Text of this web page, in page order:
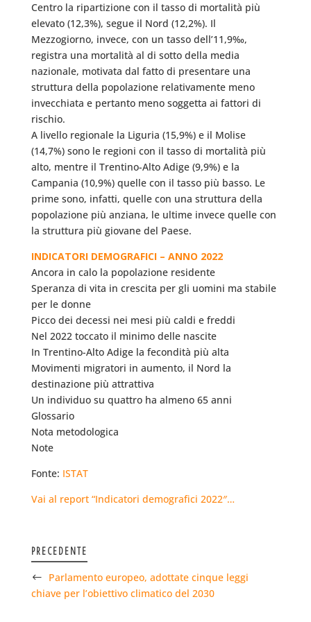
Centro la ripartizione con il tasso di mortalità più
elevato (12,3%), segue il Nord (12,2%). Il
Mezzogiorno, invece, con un tasso dell’11,9‰,
registra una mortalità al di sotto della media
nazionale, motivata dal fatto di presentare una
struttura della popolazione relativamente meno
invecchiata e pertanto meno soggetta ai fattori di
rischio.
A livello regionale la Liguria (15,9%) e il Molise
(14,7%) sono le regioni con il tasso di mortalità più
alto, mentre il Trentino-Alto Adige (9,9%) e la
Campania (10,9%) quelle con il tasso più basso. Le
prime sono, infatti, quelle con una struttura della
popolazione più anziana, le ultime invece quelle con
la struttura più giovane del Paese.
INDICATORI DEMOGRAFICI – ANNO 2022
Ancora in calo la popolazione residente
Speranza di vita in crescita per gli uomini ma stabile
per le donne
Picco dei decessi nei mesi più caldi e freddi
Nel 2022 toccato il minimo delle nascite
In Trentino-Alto Adige la fecondità più alta
Movimenti migratori in aumento, il Nord la
destinazione più attrattiva
Un individuo su quattro ha almeno 65 anni
Glossario
Nota metodologica
Note
Fonte: ISTAT
Vai al report “Indicatori demografici 2022″…
PRECEDENTE
Parlamento europeo, adottate cinque leggi
chiave per l’obiettivo climatico del 2030